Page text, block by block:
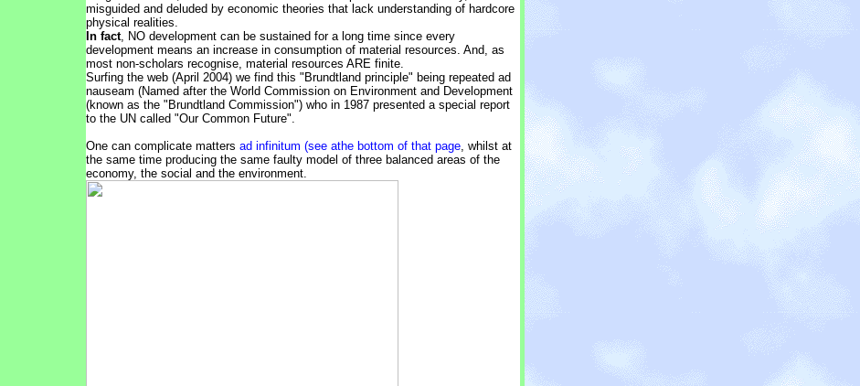
misguided and deluded by economic theories that lack understanding of hardcore
physical realities.
In fact, NO development can be sustained for a long time since every
development means an increase in consumption of material resources. And, as
most non-scholars recognise, material resources ARE finite.
Surfing the web (April 2004) we find this "Brundtland principle" being repeated ad
nauseam (Named after the World Commission on Environment and Development
(known as the "Brundtland Commission") who in 1987 presented a special report
to the UN called "Our Common Future".
One can complicate matters ad infinitum (see athe bottom of that page, whilst at
the same time producing the same faulty model of three balanced areas of the
economy, the social and the environment.